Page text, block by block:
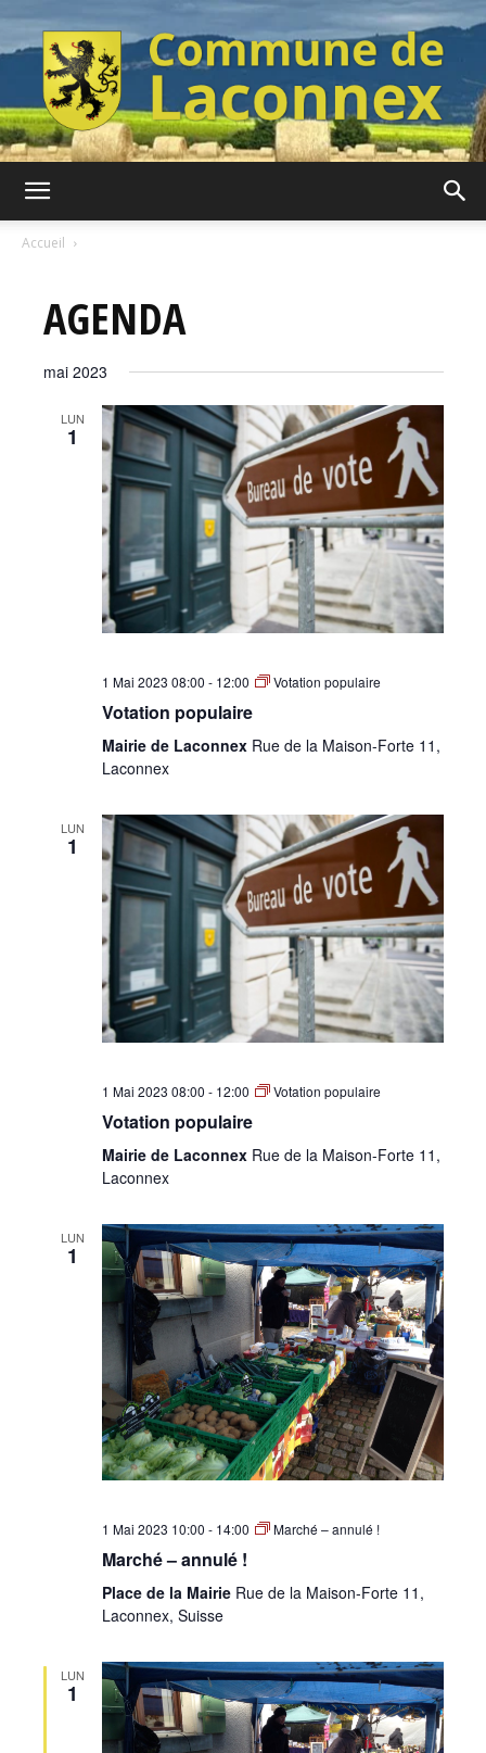
Accueil
AGENDA
mai 2023
LUN
1
1 Mai 2023 08:00 - 12:00 Votation populaire
Votation populaire
Mairie de Laconnex Rue de la Maison-Forte 11,
Laconnex
LUN
1
1 Mai 2023 08:00 - 12:00 Votation populaire
Votation populaire
Mairie de Laconnex Rue de la Maison-Forte 11,
Laconnex
LUN
1
1 Mai 2023 10:00 - 14:00 Marché – annulé !
Marché – annulé !
Place de la Mairie Rue de la Maison-Forte 11,
Laconnex, Suisse
LUN
1